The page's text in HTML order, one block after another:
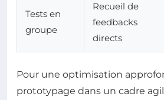
Tests en
groupe
Recueil de
feedbacks
directs
Pour une optimisation
prototypage dans un cadre